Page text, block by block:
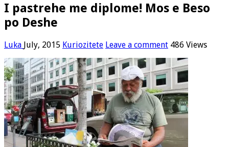
I pastrehe me diplome! Mos e Beso
po Deshe
Luka July, 2015 Kuriozitete Leave a comment 486 Views